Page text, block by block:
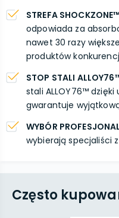
STREFA
odpowiada za
nawet 30 razy
produktów
STOP STALI
stali ALLOY76™
gwarantuje
WYBÓR
wybierają specjaliści
Często